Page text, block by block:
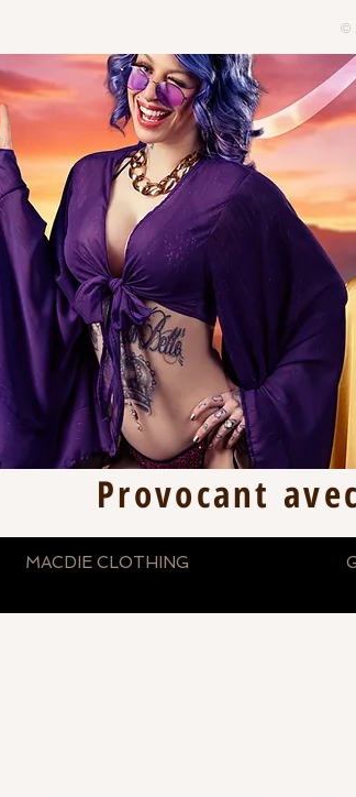
©
Provocant
MACDIE CLOTHING